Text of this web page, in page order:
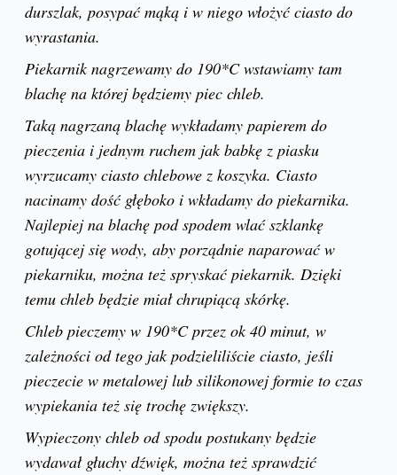
durszlak, posypać mąką i w niego włożyć ciasto do
wyrastania.
Piekarnik nagrzewamy do 190*C wstawiamy tam
blachę na której będziemy piec chleb.
Taką nagrzaną blachę wykładamy papierem do
pieczenia i jednym ruchem jak babkę z piasku
wyrzucamy ciasto chlebowe z koszyka. Ciasto
nacinamy dość głęboko i wkładamy do piekarnika.
Najlepiej na blachę pod spodem wlać szklankę
gotującej się wody, aby porządnie naparować w
piekarniku, można też spryskać piekarnik. Dzięki
temu chleb będzie miał chrupiącą skórkę.
Chleb pieczemy w 190*C przez ok 40 minut, w
zależności od tego jak podzieliliście ciasto, jeśli
pieczecie w metalowej lub silikonowej formie to czas
wypiekania też się trochę zwiększy.
Wypieczony chleb od spodu postukany będzie
wydawał głuchy dźwięk, można też sprawdzić